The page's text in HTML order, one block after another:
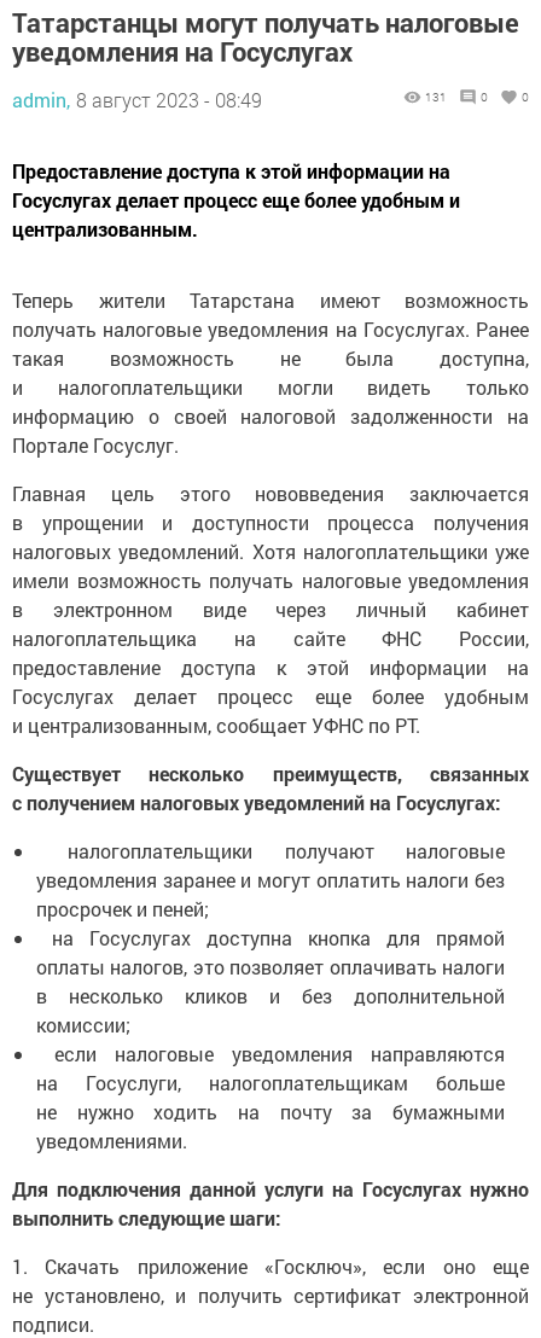
Татарстанцы могут получать налоговые
уведомления на Госуслугах
admin, 8 август 2023 - 08:49 131 0 0
Предоставление доступа к этой информации на
Госуслугах делает процесс еще более удобным и
централизованным.
Теперь жители Татарстана имеют возможность
получать налоговые уведомления на Госуслугах. Ранее
такая возможность не была доступна,
и налогоплательщики могли видеть только
информацию о своей налоговой задолженности на
Портале Госуслуг.
Главная цель этого нововведения заключается
в упрощении и доступности процесса получения
налоговых уведомлений. Хотя налогоплательщики уже
имели возможность получать налоговые уведомления
в электронном виде через личный кабинет
налогоплательщика на сайте ФНС России,
предоставление доступа к этой информации на
Госуслугах делает процесс еще более удобным
и централизованным, сообщает УФНС по РТ.
Существует несколько преимуществ, связанных
с получением налоговых уведомлений на Госуслугах:
налогоплательщики получают налоговые
уведомления заранее и могут оплатить налоги без
просрочек и пеней;
на Госуслугах доступна кнопка для прямой
оплаты налогов, это позволяет оплачивать налоги
в несколько кликов и без дополнительной
комиссии;
если налоговые уведомления направляются
на Госуслуги, налогоплательщикам больше
не нужно ходить на почту за бумажными
уведомлениями.
Для подключения данной услуги на Госуслугах нужно
выполнить следующие шаги:
1. Скачать приложение «Госключ», если оно еще
не установлено, и получить сертификат электронной
подписи.